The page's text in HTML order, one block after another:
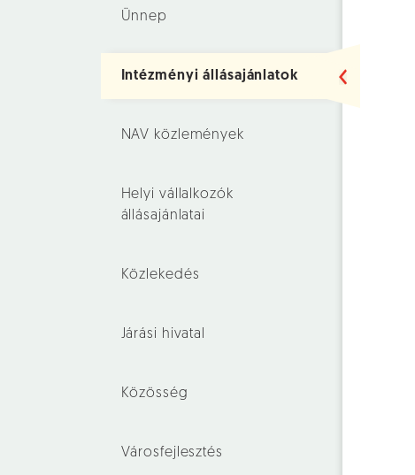
Ünnep
Intézményi állásajánlatok
NAV közlemények
Helyi vállalkozók
állásajánlatai
Közlekedés
Járási hivatal
Közösség
Városfejlesztés